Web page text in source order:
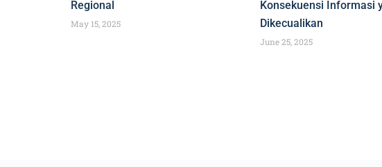
Regional
May 15, 2025
Konsekuensi Informasi
Dikecualikan
June 25, 2025